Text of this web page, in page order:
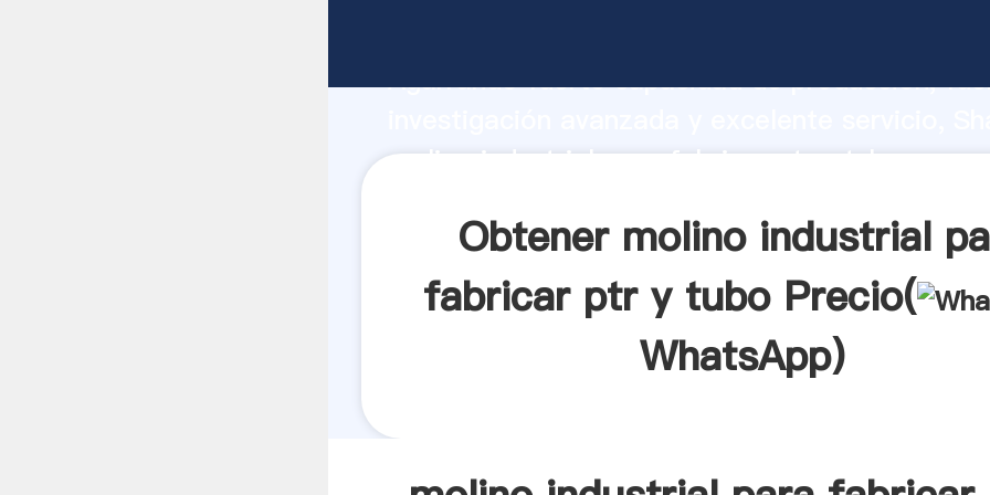
Agarrando fuerte capacidad de producción,
molino industrial para fabricar ptr y tubo
Obtener molino industrial
fabricar ptr y tubo Precio(
WhatsApp)